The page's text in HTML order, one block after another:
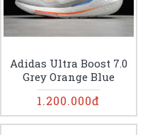
Adidas Ultra Boost 7.0
Grey Orange Blue
1.200.000đ